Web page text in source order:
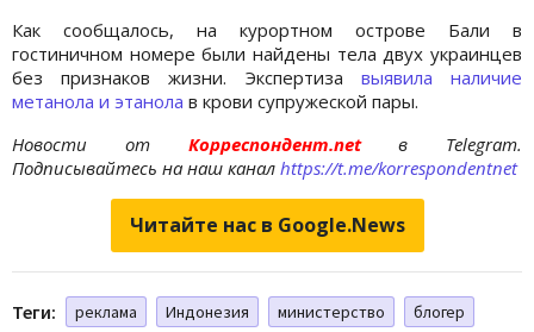
Как сообщалось, на курортном острове Бали в
гостиничном номере были найдены тела двух украинцев
без признаков жизни. Экспертиза выявила наличие
метанола и этанола в крови супружеской пары.
Новости отКорреспондент.netв Telegram.
Подписывайтесь на наш канал https://t.me/korrespondentnet
Читайте нас в Google.News
Теги: реклама Индонезия министерство блогер